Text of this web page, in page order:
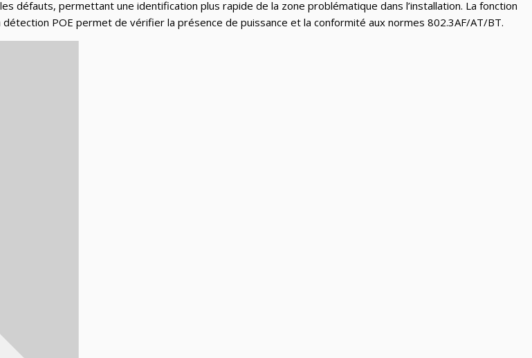
défauts, permettant une identification plus rapide de la zone problématique dans l’installation. La fonction
POE permet de vérifier la présence de puissance et la conformité aux normes 802.3AF/AT/BT.